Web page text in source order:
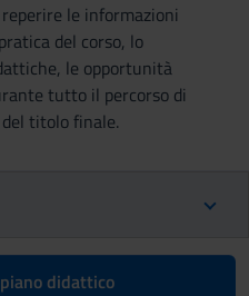
le informazioni
del corso, lo
le opportunità
tutto il percorso di
titolo finale.
didattico